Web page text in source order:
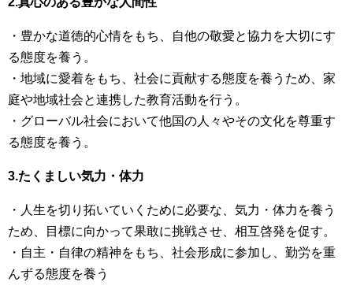
・豊かな道徳的心情をもち、自他の敬愛と協力を大切にす
る態度を養う。
・地域に愛着をもち、社会に貢献する態度を養うため、家
庭や地域社会と連携した教育活動を行う。
・グローバル社会において他国の人々やその文化を尊重す
る態度を養う。
3.たくましい気力・体力
・人生を切り拓いていくために必要な、気力・体力を養う
ため、目標に向かって果敢に挑戦させ、相互啓発を促す。
・自主・自律の精神をもち、社会形成に参加し、勤労を重
んずる態度を養う